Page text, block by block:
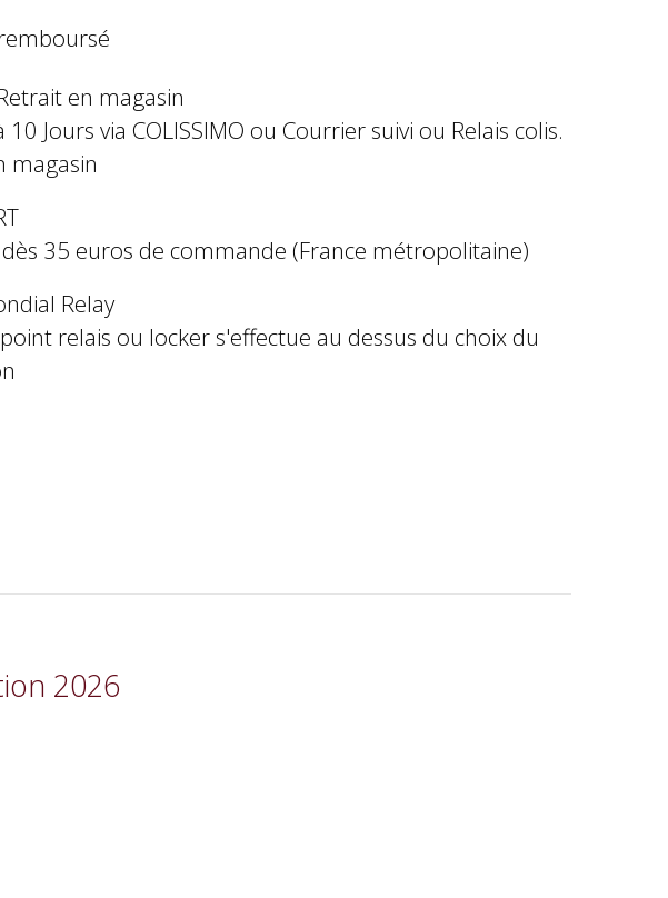
en magasin
10 Jours via COLISSIMO ou Courrier suivi ou Relais colis.
magasin
35 euros de commande (France métropolitaine)
Relay
relais ou locker s'effectue au dessus du choix du
2026